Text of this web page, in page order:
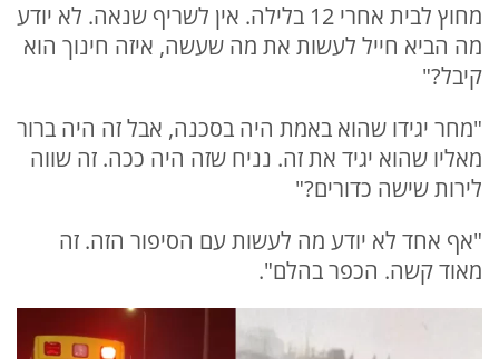
מחוץ לבית אחרי 12 בלילה. אין לשריף שנאה. לא יודע
מה הביא חייל לעשות את מה שעשה, איזה חינוך הוא
קיבל?"
"מחר יגידו שהוא באמת היה בסכנה, אבל זה היה ברור
מאליו שהוא יגיד את זה. נניח שזה היה ככה. זה שווה
לירות שישה כדורים?"
"אף אחד לא יודע מה לעשות עם הסיפור הזה. זה
מאוד קשה. הכפר בהלם".